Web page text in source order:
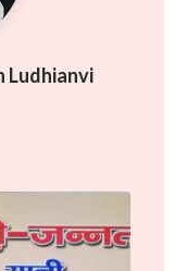
Ludhianvi